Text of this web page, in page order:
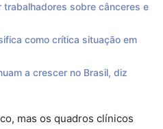
trabalhadores sobre cânceres e
como crítica situação em
a crescer no Brasil, diz
mas os quadros clínicos